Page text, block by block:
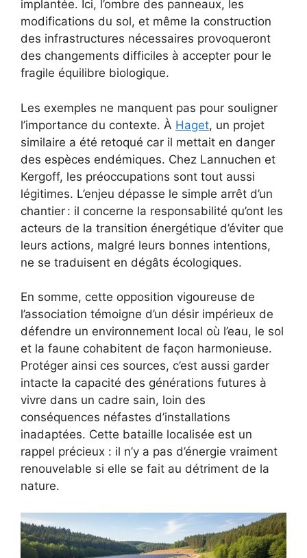
implantée. Ici, l’ombre des panneaux, les
modifications du sol, et même la construction
des infrastructures nécessaires provoqueront
des changements difficiles à accepter pour le
fragile équilibre biologique.
Les exemples ne manquent pas pour souligner
l’importance du contexte. À Haget, un projet
similaire a été retoqué car il mettait en danger
des espèces endémiques. Chez Lannuchen et
Kergoff, les préoccupations sont tout aussi
légitimes. L’enjeu dépasse le simple arrêt d’un
chantier : il concerne la responsabilité qu’ont les
acteurs de la transition énergétique d’éviter que
leurs actions, malgré leurs bonnes intentions,
ne se traduisent en dégâts écologiques.
En somme, cette opposition vigoureuse de
l’association témoigne d’un désir impérieux de
défendre un environnement local où l’eau, le sol
et la faune cohabitent de façon harmonieuse.
Protéger ainsi ces sources, c’est aussi garder
intacte la capacité des générations futures à
vivre dans un cadre sain, loin des
conséquences néfastes d’installations
inadaptées. Cette bataille localisée est un
rappel précieux : il n’y a pas d’énergie vraiment
renouvelable si elle se fait au détriment de la
nature.